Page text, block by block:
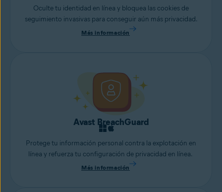
Oculte tu identidad en línea y bloquea las cookies de
seguimiento invasivas para conseguir aún más privacidad.
Más información
Avast BreachGuard
Protege tu información personal contra la explotación en
línea y refuerza tu configuración de privacidad en línea.
Más información